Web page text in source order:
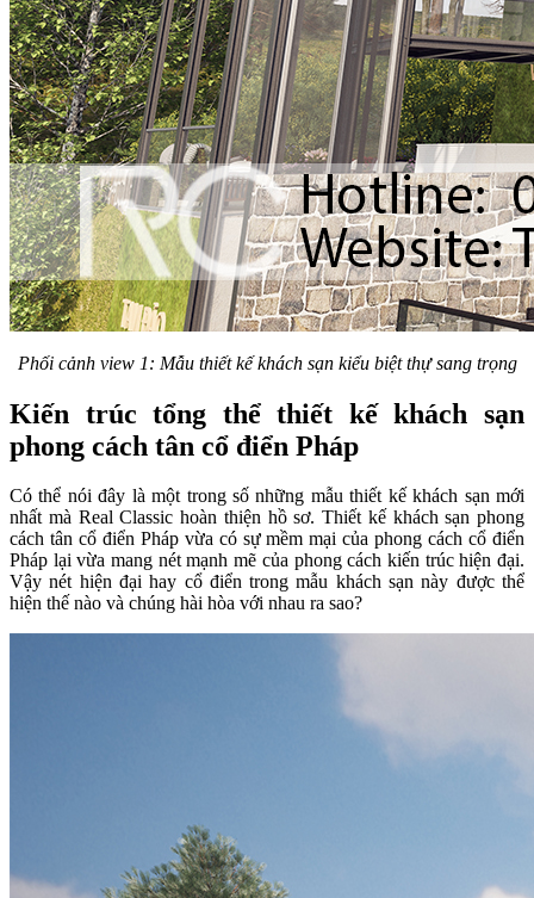
Phối cảnh view 1: Mẫu thiết kế khách sạn kiểu biệt thự sang trọng
Kiến trúc tổng thể thiết kế khách sạn
phong cách tân cổ điển Pháp
Có thể nói đây là một trong số những mẫu thiết kế khách sạn mới
nhất mà Real Classic hoàn thiện hồ sơ. Thiết kế khách sạn phong
cách tân cổ điển Pháp vừa có sự mềm mại của phong cách cổ điển
Pháp lại vừa mang nét mạnh mẽ của phong cách kiến trúc hiện đại.
Vậy nét hiện đại hay cổ điển trong mẫu khách sạn này được thể
hiện thế nào và chúng hài hòa với nhau ra sao?